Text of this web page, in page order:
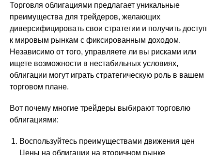
Торговля облигациями предлагает уникальные
преимущества для трейдеров, желающих
диверсифицировать свои стратегии и получить доступ
к мировым рынкам с фиксированным доходом.
Независимо от того, управляете ли вы рисками или
ищете возможности в нестабильных условиях,
облигации могут играть стратегическую роль в вашем
торговом плане.
Вот почему многие трейдеры выбирают торговлю
облигациями:
Воспользуйтесь преимуществами движения цен
Цены на облигации на вторичном рынке